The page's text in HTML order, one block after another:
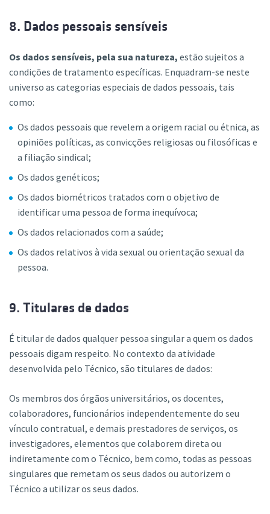
8. Dados pessoais sensíveis
Os dados sensíveis, pela sua natureza, estão sujeitos a
condições de tratamento específicas. Enquadram-se neste
universo as categorias especiais de dados pessoais, tais
como:
Os dados pessoais que revelem a origem racial ou étnica, as
opiniões políticas, as convicções religiosas ou filosóficas e
a filiação sindical;
Os dados genéticos;
Os dados biométricos tratados com o objetivo de
identificar uma pessoa de forma inequívoca;
Os dados relacionados com a saúde;
Os dados relativos à vida sexual ou orientação sexual da
pessoa.
9. Titulares de dados
É titular de dados qualquer pessoa singular a quem os dados
pessoais digam respeito. No contexto da atividade
desenvolvida pelo Técnico, são titulares de dados:
Os membros dos órgãos universitários, os docentes,
colaboradores, funcionários independentemente do seu
vínculo contratual, e demais prestadores de serviços, os
investigadores, elementos que colaborem direta ou
indiretamente com o Técnico, bem como, todas as pessoas
singulares que remetam os seus dados ou autorizem o
Técnico a utilizar os seus dados.